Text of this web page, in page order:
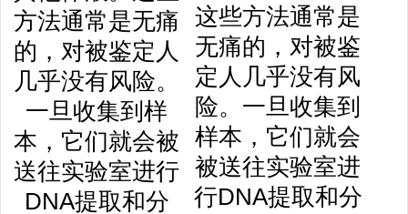
这些方法通常是
无痛的，对被鉴
定人几乎没有风
险。一旦收集到
样本，它们就会
被送往实验室进
行DNA提取和分